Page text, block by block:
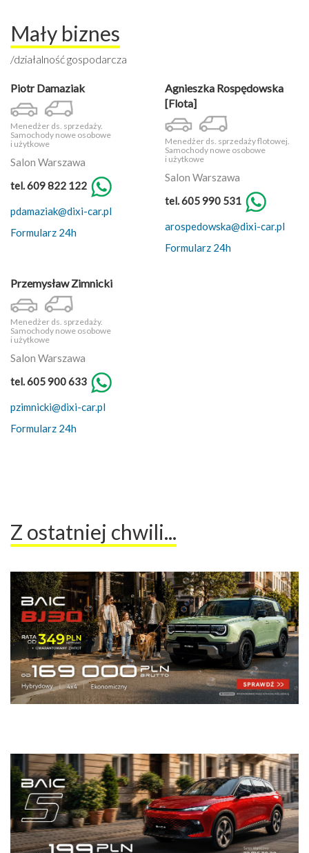
Mały biznes
/działalność gospodarcza
Piotr Damaziak
Menedżer ds. sprzedaży.
Samochody nowe osobowe
i użytkowe
Salon Warszawa
tel. 609 822 122
pdamaziak@dixi-car.pl
Formularz 24h
Agnieszka Rospędowska
[Flota]
Menedżer ds. sprzedaży flotowej.
Samochody nowe osobowe
i użytkowe
Salon Warszawa
tel. 605 990 531
arospedowska@dixi-car.pl
Formularz 24h
Przemysław Zimnicki
Menedżer ds. sprzedaży.
Samochody nowe osobowe
i użytkowe
Salon Warszawa
tel. 605 900 633
pzimnicki@dixi-car.pl
Formularz 24h
Z ostatniej chwili...